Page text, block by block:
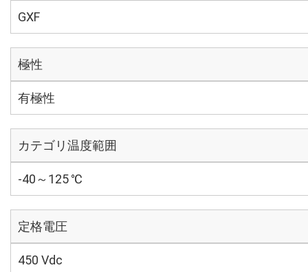
GXF
極性
有極性
カテゴリ温度範囲
-40～125 ℃
定格電圧
450 Vdc